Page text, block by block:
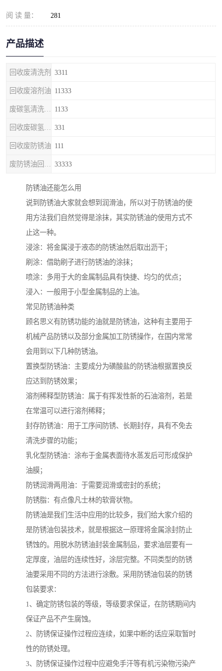
阅 读 量： 281
产品描述
回收废清洗剂 3311
回收废溶剂油 11333
1133
331
回收废防锈油 111
33333
防锈油还能怎么用
说到防锈油大家就会想到润滑油，所以对于防锈油的使
用方法我们自然觉得是涂抹，其实防锈油的使用方式不
止这一种。
浸涂：将金属浸于液态的防锈油然后取出沥干；
刷涂：借助刷子进行防锈油的涂抹；
喷涂：多用于大的金属制品具有快捷、均匀的优点；
浸入：一般用于小型金属制品的上油。
常见防锈油种类
顾名思义有防锈功能的油就是防锈油，这种有主要用于
机械产品防锈以及部分金属加工防锈操作，在国内常常
会用到以下几种防锈油。
置换型防锈油：主要成分为磺酸盐的防锈油根据置换反
应达到防锈效果；
溶剂稀释型防锈油：属于有挥发性新的石油溶剂，若是
在常温可以进行溶剂稀释；
封存防锈油：用于工序间防锈、长期封存，具有不免去
清洗步骤的功能；
乳化型防锈油：涂布于金属表面待水蒸发后可形成保护
油膜；
防锈润滑两用油：于需要润滑或密封的系统；
防锈脂：有点像凡士林的软膏状物。
防锈油是我们生活中应用的比较多，我们给大家介绍的
是防锈油包装技术，就是根据这一原理将金属涂封防止
锈蚀的。用脱水防锈油封装金属制品，要求油层要有一
定厚度，油层的连续性好，涂层完整。不同类型的防锈
油要采用不同的方法进行涂敷。采用防锈油包装的防锈
包装要求：
1、确定防锈包装的等级，等级要求保证，在防锈期间内
保证产品不产生腐蚀。
2、防锈保证操作过程应连续，如果中断的话应采取暂时
性的防锈处理。
3、防锈保证操作过程中应避免手汗等有机污染物污染产